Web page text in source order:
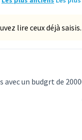
lire ceux déjà saisis.
avec un budgrt de